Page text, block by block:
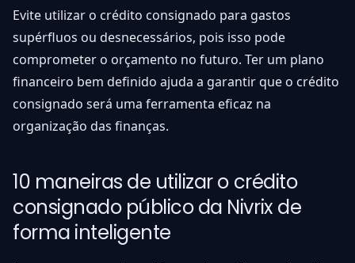
Evite utilizar o crédito consignado para gastos
supérfluos ou desnecessários, pois isso pode
comprometer o orçamento no futuro. Ter um plano
financeiro bem definido ajuda a garantir que o crédito
consignado será uma ferramenta eficaz na
organização das finanças.
10 maneiras de utilizar o crédito
consignado público da Nivrix de
forma inteligente